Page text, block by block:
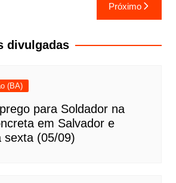
Próximo
divulgadas
(BA)
para Soldador na
em Salvador e
sexta (05/09)